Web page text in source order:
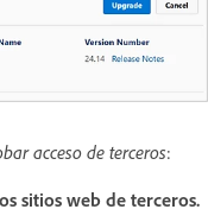
acceso de terceros:
sitios web de terceros.